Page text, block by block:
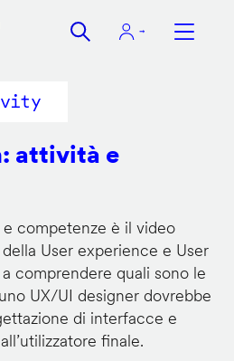
attività e
competenze è il video
User experience e User
comprendere quali sono le
UX/UI designer dovrebbe
di interfacce e
finale.